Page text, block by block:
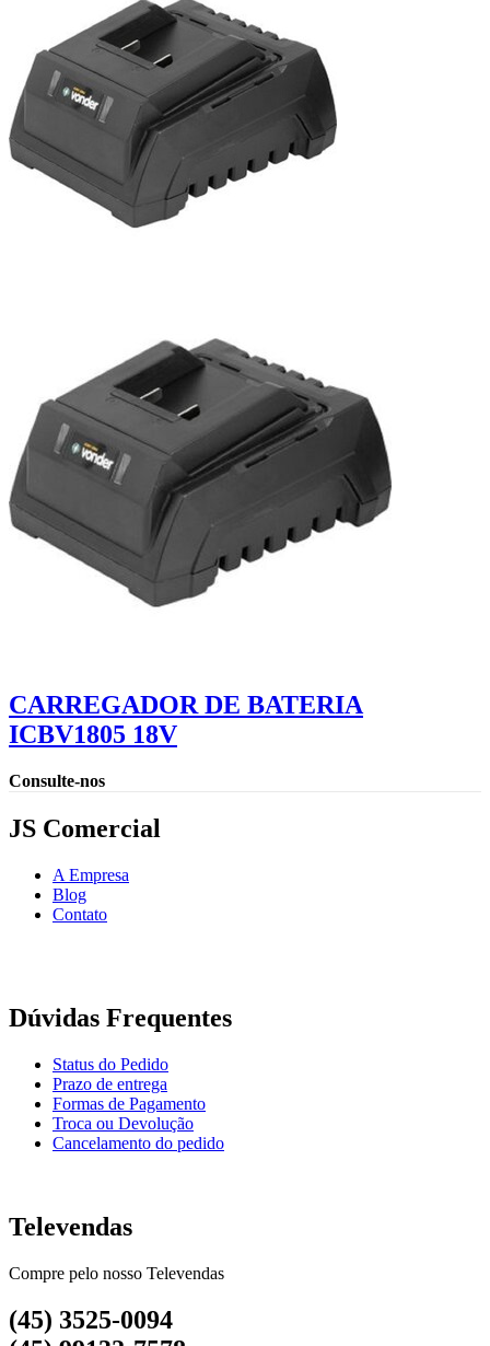
CARREGADOR DE BATERIA
ICBV1805 18V
Consulte-nos
JS Comercial
A Empresa
Blog
Contato
Dúvidas Frequentes
Status do Pedido
Prazo de entrega
Formas de Pagamento
Troca ou Devolução
Cancelamento do pedido
Televendas
Compre pelo nosso Televendas
(45) 3525-0094